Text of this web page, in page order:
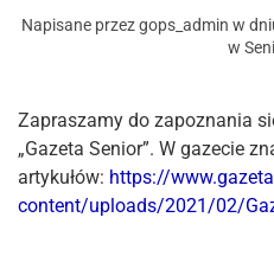
Napisane przezgops_admin w
w
Zapraszamy do zapoznania
„Gazeta Senior”. W gazecie
artykułów: https://
content/uploads/2021/02/